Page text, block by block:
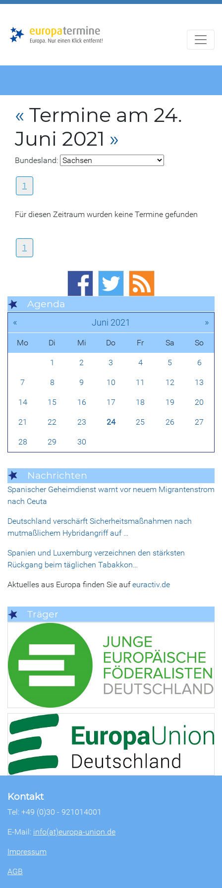
« Termine am 24.
Juni 2021 »
Bundesland:
1
Für diesen Zeitraum wurden keine Termine gefunden
1
Agenda
« Juni 2021 »
Mo Di Mi Do Fr Sa So
1 2 3 4 5 6
7 8 9 10 11 12 13
14 15 16 17 18 19 20
21 22 23 24 25 26 27
28 29 30
Nachrichten
Spanischer Geheimdienst warnt vor neuem Migrantenstrom
nach Ceuta
Deutschland verschärft Sicherheitsmaßnahmen nach
mutmaßlichem Hybridangriff auf …
Spanien und Luxemburg verzeichnen den stärksten
Rückgang beim täglichen Tabakkon…
Aktuelles aus Europa finden Sie aufeuractiv.de
Träger
Kontakt
Tel: +49 (0)30 - 921014001
E-Mail: info(at)europa-union.de
Impressum
AGB